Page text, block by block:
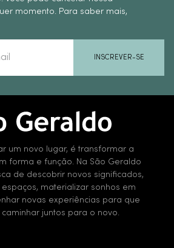
momento. Para saber mais,
INSCREVER-SE
um novo lugar, é transformar a
forma e função. Na São Geraldo
de descobrir novos significados,
espaços, materializar sonhos em
novas experiências para que
juntos para o novo.